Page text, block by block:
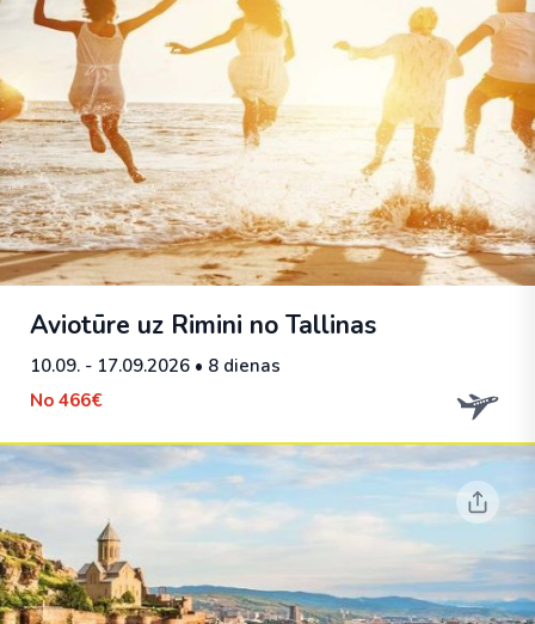
Aviotūre uz Rimini no Tallinas
10.09. - 17.09.2026 • 8 dienas
No 466€